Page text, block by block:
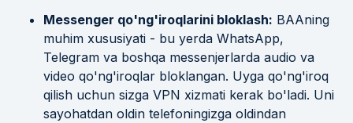
Messenger qo'ng'iroqlarini bloklash: BAAning
muhim xususiyati - bu yerda WhatsApp,
Telegram va boshqa messenjerlarda audio va
video qo'ng'iroqlar bloklangan. Uyga qo'ng'iroq
qilish uchun sizga VPN xizmati kerak bo'ladi. Uni
sayohatdan oldin telefoningizga oldindan